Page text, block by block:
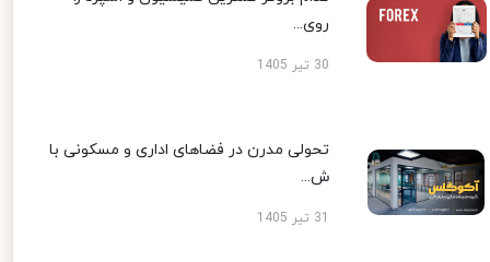
روی...
30 تیر 1405
تحولی مدرن در فضاهای اداری و مسکونی با
ش...